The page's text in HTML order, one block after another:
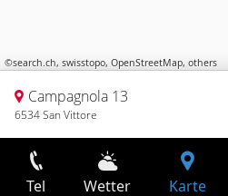
©search.ch, swisstopo, OpenStreetMap, others
Campagnola 13
6534 San Vittore
Tel Wetter Karte